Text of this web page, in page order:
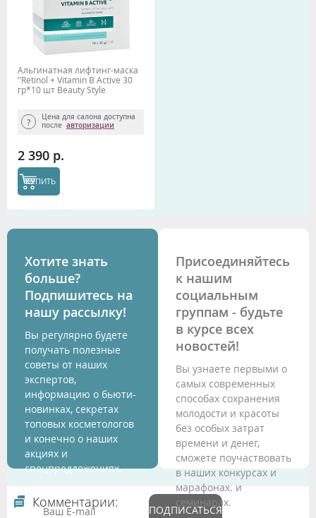
Альгинатная лифтинг-маска
"Retinol + Vitamin B Active 30
гр*10 шт Beauty Stylе
Цена для салона доступна
после авторизации
2 390 р.
КУПИТЬ
Хотите знать
больше?
Подпишитесь на
нашу рассылку!
Вы регулярно будете
получать полезные
советы от наших
экспертов,
информацию о бьюти-
новинках, секретах
топовых косметологов
и конечно о наших
акциях и
спецпредложениях.
ПОДПИСАТЬСЯ
Присоединяйтесь
к нашим
социальным
группам - будьте
в курсе всех
новостей!
Вы узнаете первыми о
самых современных
способах сохранения
молодости и красоты
без особых затрат
времени и денег,
сможете поучаствовать
в наших конкурсах и
марафонах. и
семинарах.
Комментарии: